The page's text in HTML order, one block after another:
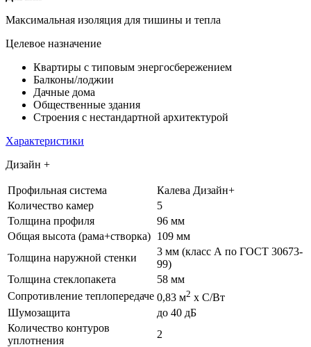
Максимальная изоляция для тишины и тепла
Целевое назначение
Квартиры с типовым энергосбережением
Балконы/лоджии
Дачные дома
Общественные здания
Строения с нестандартной архитектурой
Характеристики
Дизайн +
Профильная система
Калева Дизайн+
Количество камер
5
Толщина профиля
96 мм
Общая высота (рама+створка) 109 мм
Толщина наружной стенки
3 мм (класс А по ГОСТ 30673-
99)
Толщина стеклопакета
58 мм
Сопротивление теплопередаче 0,83 м2 х С/Вт
Шумозащита
до 40 дБ
Количество контуров
уплотнения
2